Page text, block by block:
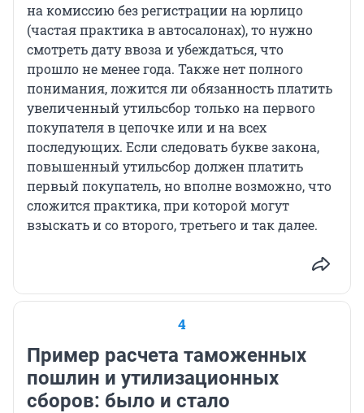
на комиссию без регистрации на юрлицо
(частая практика в автосалонах), то нужно
смотреть дату ввоза и убеждаться, что
прошло не менее года. Также нет полного
понимания, ложится ли обязанность платить
увеличенный утильсбор только на первого
покупателя в цепочке или и на всех
последующих. Если следовать букве закона,
повышенный утильсбор должен платить
первый покупатель, но вполне возможно, что
сложится практика, при которой могут
взыскать и со второго, третьего и так далее.
4
Пример расчета таможенных
пошлин и утилизационных
сборов: было и стало